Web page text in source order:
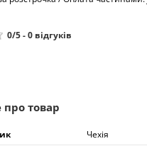
0/5-0 відгуків
товар
Чехія